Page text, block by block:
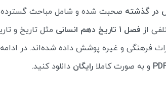
در گذشته صحبت شده و شامل مباحث
از فصل 1 تاریخ دهم انسانی
مثل تاریخ و
فرهنگی و غیره پوشش داده شده‌اند. در
و به صورت کاملا رایگان دانلود کنید.